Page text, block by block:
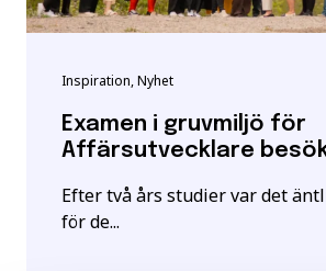
Inspiration, Nyhet
Examen i gruvmiljö för
Affärsutvecklare
Efter två års studier var det
för de...